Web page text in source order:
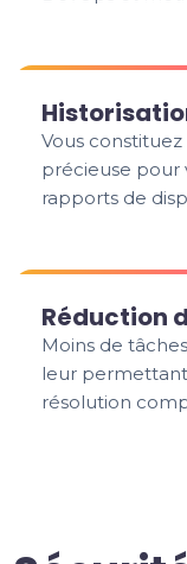
Vous
précieuse pour
rapports de
Réduction
Moins de
leur
résolution